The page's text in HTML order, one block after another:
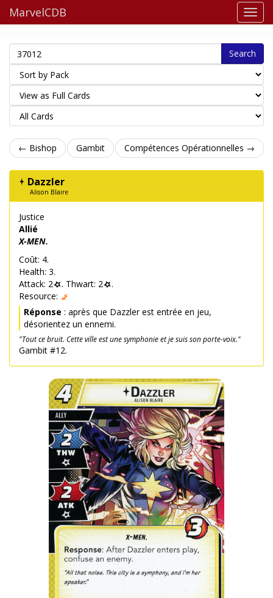
MarvelCDB
Search
← Bishop Gambit Compétences Opérationnelles →
Dazzler
Alison Blaire
Justice
Allié
X-MEN.
Coût: 4.
Health: 3.
Attack: 2
. Thwart: 2
.
Resource:
Réponse : après que Dazzler est entrée en jeu,
désorientez un ennemi.
"Tout ce bruit. Cette ville est une symphonie et je suis son porte-voix."
Gambit #12.